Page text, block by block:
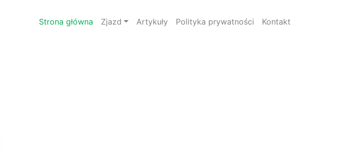
Strona główna Zjazd Artykuły Polityka prywatności Kontakt